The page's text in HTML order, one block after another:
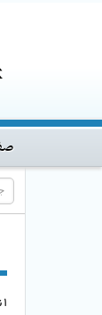
۱ نتیجه برای آبروش